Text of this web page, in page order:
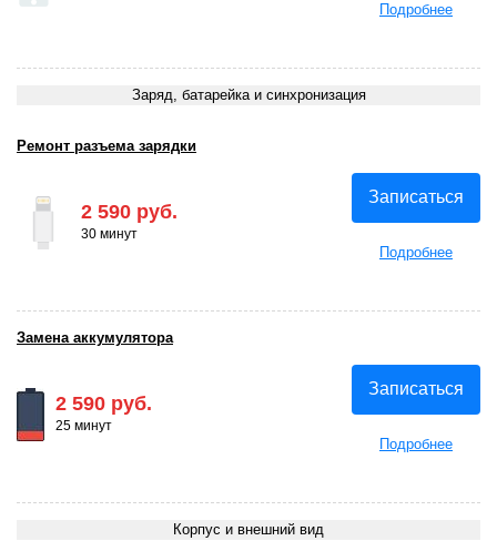
Подробнее
Заряд, батарейка и синхронизация
2 590 руб.
30 минут
Записаться
Подробнее
Ремонт разъема зарядки
2 590 руб.
25 минут
Записаться
Подробнее
Замена аккумулятора
Корпус и внешний вид